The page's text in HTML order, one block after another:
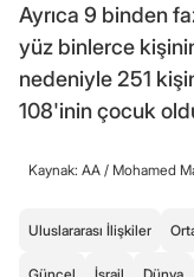
Ayrıca 9 binden
yüz binlerce
nedeniyle 251
108'inin çocuk
Kaynak: AA / Mohamed
Uluslararası İlişkiler